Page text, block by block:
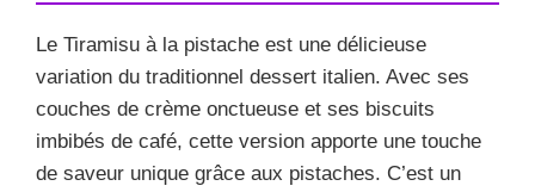
Le Tiramisu à la pistache est une délicieuse
variation du traditionnel dessert italien. Avec ses
couches de crème onctueuse et ses biscuits
imbibés de café, cette version apporte une touche
de saveur unique grâce aux pistaches. C’est un